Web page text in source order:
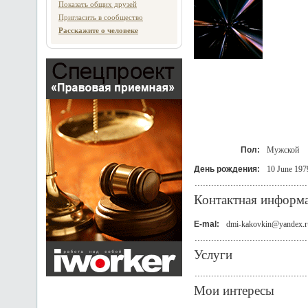
Показать общих друзей
Пригласить в сообщество
Расскажите о человеке
Пол:
Мужской
День рождения:
10 June
Контактная
E-mal: dmi-
Услуги
Мои интересы